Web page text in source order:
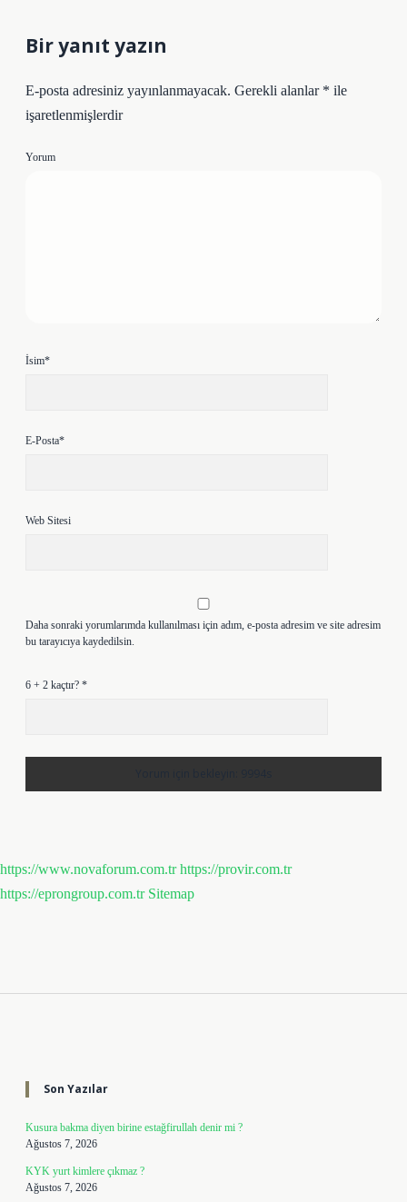
Bir yanıt yazın
E-posta adresiniz yayınlanmayacak. Gerekli alanlar * ile
işaretlenmişlerdir
Yorum
İsim*
E-Posta*
Web Sitesi
Daha sonraki yorumlarımda kullanılması için adım, e-posta adresim ve site adresim
bu tarayıcıya kaydedilsin.
6 + 2 kaçtır? *
https://www.novaforum.com.tr https://provir.com.tr
https://eprongroup.com.tr Sitemap
Son Yazılar
Kusura bakma diyen birine estağfirullah denir mi ?
Ağustos 7, 2026
KYK yurt kimlere çıkmaz ?
Ağustos 7, 2026